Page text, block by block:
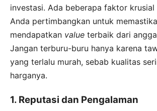
investasi. Ada beberapa faktor krusial
Anda pertimbangkan untuk
mendapatkan value terbaik dari
Jangan terburu-buru hanya karena
yang terlalu murah, sebab kualitas
harganya.
1. Reputasi dan Pengalaman